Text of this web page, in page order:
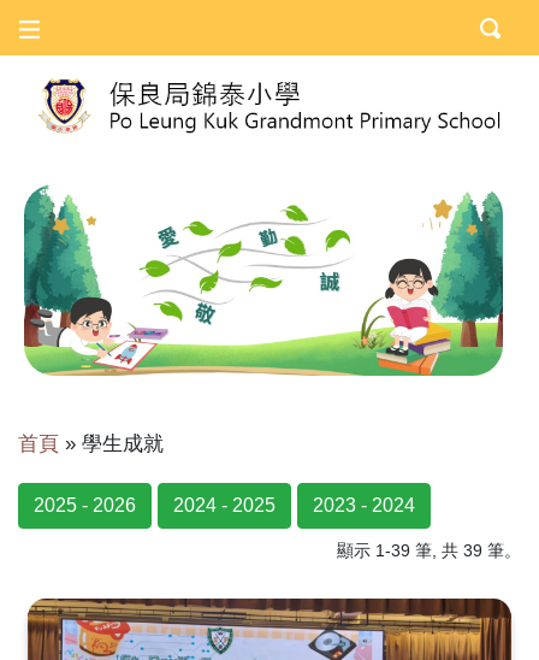
首頁 » 學生成就
2025 - 2026 2024 - 2025 2023 - 2024
顯示 1-39 筆, 共 39 筆。